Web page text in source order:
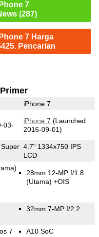
7
(287)
7 Harga
Pencarian
iPhone 7
03-
iPhone 7 (Launched
2016-09-01)
4.7" 1334x750 IPS
LCD
28mm 12-MP f/1.8
(Utama) +OIS
32mm 7-MP f/2.2
7
A10 SoC